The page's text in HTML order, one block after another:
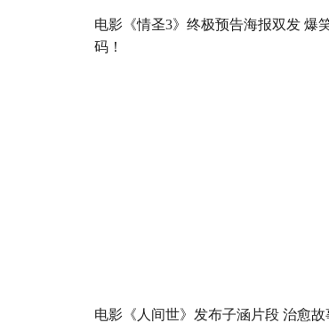
电影《情圣3》终极预告海报双发 爆
码！
电影《人间世》发布子涵片段 治愈